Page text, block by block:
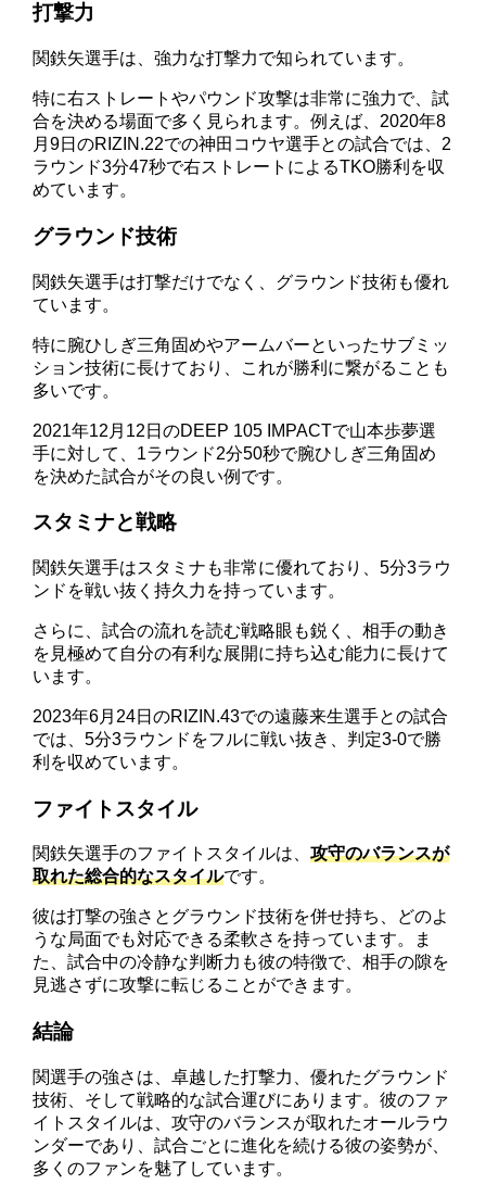
打撃力
関鉄矢選手は、強力な打撃力で知られています。
特に右ストレートやパウンド攻撃は非常に強力で、試
合を決める場面で多く見られます。例えば、2020年8
月9日のRIZIN.22での神田コウヤ選手との試合では、2
ラウンド3分47秒で右ストレートによるTKO勝利を収
めています。
グラウンド技術
関鉄矢選手は打撃だけでなく、グラウンド技術も優れ
ています。
特に腕ひしぎ三角固めやアームバーといったサブミッ
ション技術に長けており、これが勝利に繋がることも
多いです。
2021年12月12日のDEEP 105 IMPACTで山本歩夢選
手に対して、1ラウンド2分50秒で腕ひしぎ三角固め
を決めた試合がその良い例です。
スタミナと戦略
関鉄矢選手はスタミナも非常に優れており、5分3ラウ
ンドを戦い抜く持久力を持っています。
さらに、試合の流れを読む戦略眼も鋭く、相手の動き
を見極めて自分の有利な展開に持ち込む能力に長けて
います。
2023年6月24日のRIZIN.43での遠藤来生選手との試合
では、5分3ラウンドをフルに戦い抜き、判定3-0で勝
利を収めています。
ファイトスタイル
関鉄矢選手のファイトスタイルは、攻守のバランスが
取れた総合的なスタイルです。
彼は打撃の強さとグラウンド技術を併せ持ち、どのよ
うな局面でも対応できる柔軟さを持っています。ま
た、試合中の冷静な判断力も彼の特徴で、相手の隙を
見逃さずに攻撃に転じることができます。
結論
関選手の強さは、卓越した打撃力、優れたグラウンド
技術、そして戦略的な試合運びにあります。彼のファ
イトスタイルは、攻守のバランスが取れたオールラウ
ンダーであり、試合ごとに進化を続ける彼の姿勢が、
多くのファンを魅了しています。